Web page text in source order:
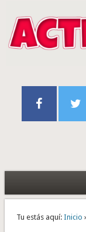
Tu estás aquí: Inicio